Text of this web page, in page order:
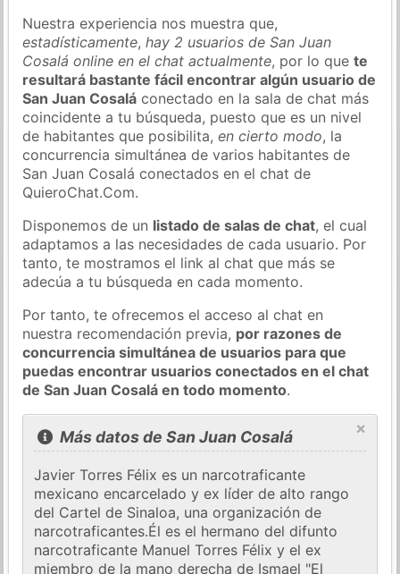
Nuestra experiencia nos muestra que,
estadísticamente,hay 2 usuarios de San Juan
Cosalá online en el chat actualmente, por lo quete
resultará bastante fácil encontrar algún usuario de
San Juan Cosalá conectado en la sala de chat más
coincidente a tu búsqueda, puesto que es un nivel
de habitantes que posibilita,en cierto modo, la
concurrencia simultánea de varios habitantes de
San Juan Cosalá conectados en el chat de
QuieroChat.Com.
Disponemos de un listado de salas de chat, el cual
adaptamos a las necesidades de cada usuario. Por
tanto, te mostramos el link al chat que más se
adecúa a tu búsqueda en cada momento.
Por tanto, te ofrecemos el acceso al chat en
nuestra recomendación previa, por razones de
concurrencia simultánea de usuarios para que
puedas encontrar usuarios conectados en el chat
de San Juan Cosalá en todo momento.
×
Más datos de San Juan Cosalá
Javier Torres Félix es un narcotraficante
mexicano encarcelado y ex líder de alto rango
del Cartel de Sinaloa, una organización de
narcotraficantes.Él es el hermano del difunto
narcotraficante Manuel Torres Félix y el ex
miembro de la mano derecha de Ismael "El